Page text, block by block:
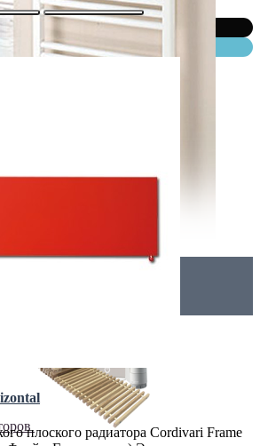
плоского радиатора Cordivari Frame